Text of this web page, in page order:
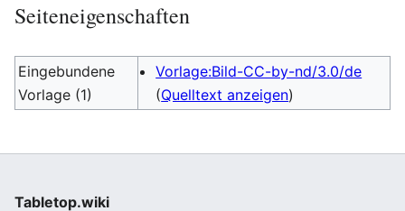
Seiteneigenschaften
Eingebundene
Vorlage (1)
Vorlage:Bild-CC-by-nd/3.0/de
(Quelltext anzeigen)
Tabletop.wiki